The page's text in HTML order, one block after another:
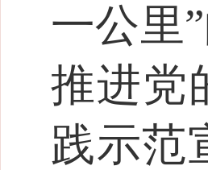
一公里
推进党
践示范